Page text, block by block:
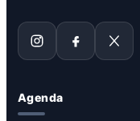
Agenda